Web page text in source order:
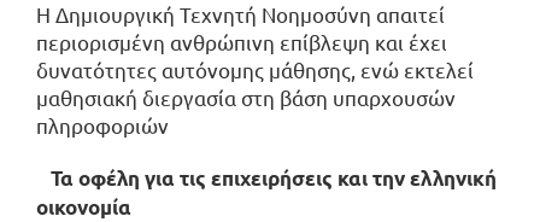
Η Δημιουργική Τεχνητή Νοημοσύνη απαιτεί
περιορισμένη ανθρώπινη επίβλεψη και έχει
δυνατότητες αυτόνομης μάθησης, ενώ εκτελεί
μαθησιακή διεργασία στη βάση υπαρχουσών
πληροφοριών
Τα οφέλη για τις επιχειρήσεις και την ελληνική
οικονομία